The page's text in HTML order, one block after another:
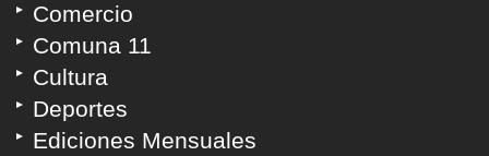
Comercio
Comuna 11
Cultura
Deportes
Ediciones Mensuales